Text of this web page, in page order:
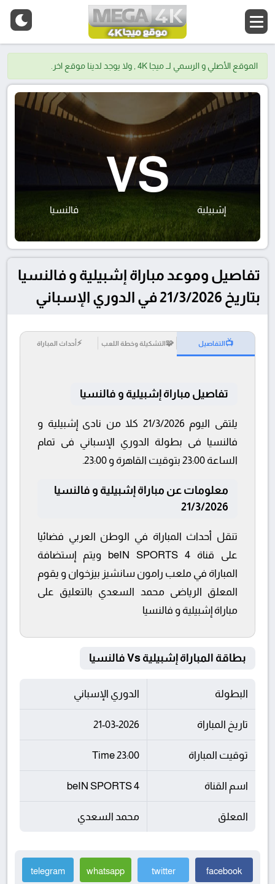
الموقع الأصلي و الرسمي لــ ميجا 4K , ولا يوجد لدينا موقع اخر.
إشبيلية
VS
فالنسيا
تفاصيل وموعد مباراة إشبيلية و فالنسيا
بتاريخ 21/3/2026 في الدوري الإسباني
📺التفاصيل 🧩التشكيلة وخطة اللعب ⚡أحداث المباراة
تفاصيل مباراة إشبيلية و فالنسيا
يلتقى اليوم 21/3/2026 كلا من نادى إشبيلية و
فالنسيا فى بطولة الدوري الإسباني فى تمام
الساعة 23:00 بتوقيت القاهرة و 23:00.
معلومات عن مباراة إشبيلية و فالنسيا
21/3/2026
تنقل أحداث المباراة في الوطن العربي فضائيا
على قناة beIN SPORTS 4 ويتم إستضافة
المباراة في ملعب رامون سانشيز بيزخوان و يقوم
المعلق الرياضى محمد السعدي بالتعليق على
مباراة إشبيلية و فالنسيا
بطاقة المباراة إشبيلية Vs فالنسيا
البطولة الدوري الإسباني
تاريخ المباراة 21-03-2026
توقيت المباراة 23:00 Time
اسم القناة beIN SPORTS 4
المعلق محمد السعدي
facebook
twitter
whatsapp
telegram